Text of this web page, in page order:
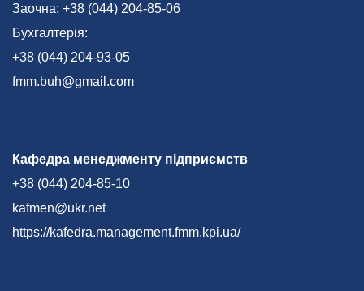
Заочна: +38 (044) 204-85-06
Бухгалтерія:
+38 (044) 204-93-05
fmm.buh@gmail.com
Кафедра менеджменту підприємств
+38 (044) 204-85-10
kafmen@ukr.net
https://kafedra.management.fmm.kpi.ua/